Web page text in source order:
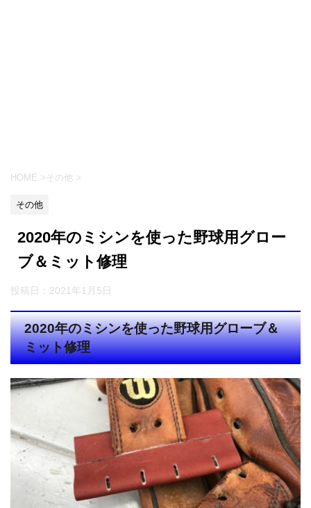
HOME > その他 >
その他
2020年のミシンを使った野球用グロー
ブ＆ミット修理
投稿日： 2021年1月5日
2020年のミシンを使った野球用グローブ＆
ミット修理